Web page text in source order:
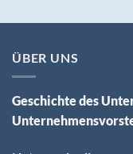
ÜBER UNS
Geschichte des